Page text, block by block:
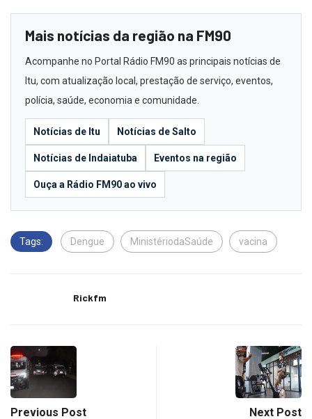
Mais notícias da região na FM90
Acompanhe no Portal Rádio FM90 as principais notícias de
Itu, com atualização local, prestação de serviço, eventos,
polícia, saúde, economia e comunidade.
Notícias de Itu Notícias de Salto
Notícias de Indaiatuba Eventos na região
Ouça a Rádio FM90 ao vivo
Tags: Dengue MinistériodaSaúde vacina
Rickfm
Previous Post Next Post